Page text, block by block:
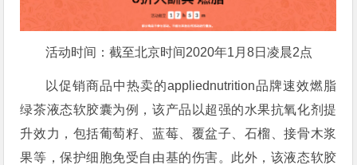
活动时间：截至北京时间2020年1月8日凌晨2点
以促销商品中热卖的appliednutrition品牌速效燃脂
绿茶液态软胶囊为例，该产品以超强的水果抗氧化剂提
升效力，包括葡萄籽、蓝莓、覆盆子、石榴、接骨木浆
果等，保护细胞免受自由基的伤害。此外，该液态软胶